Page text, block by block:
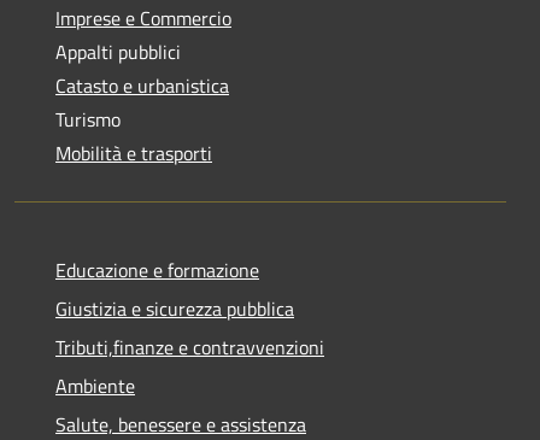
Imprese e Commercio
Appalti pubblici
Catasto e urbanistica
Turismo
Mobilità e trasporti
Educazione e formazione
Giustizia e sicurezza pubblica
Tributi,finanze e contravvenzioni
Ambiente
Salute, benessere e assistenza